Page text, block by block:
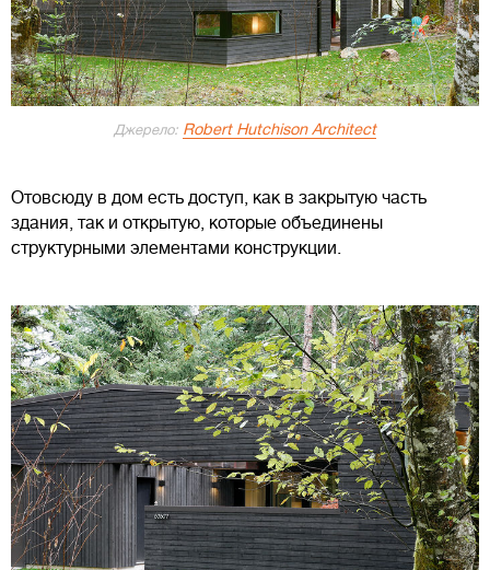
Джерело: Robert Hutchison Architect
Отовсюду в дом есть доступ, как в закрытую часть
здания, так и открытую, которые объединены
структурными элементами конструкции.